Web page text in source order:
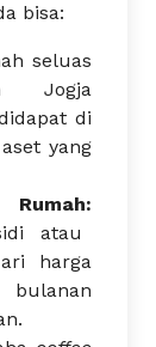
bisa:
seluas
Jogja
di
yang
atau
harga